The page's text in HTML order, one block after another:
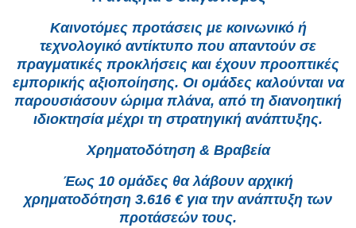
Καινοτόμες προτάσεις με κοινωνικό ή
τεχνολογικό αντίκτυπο που απαντούν σε
πραγματικές προκλήσεις και έχουν προοπτικές
εμπορικής αξιοποίησης. Οι ομάδες καλούνται να
παρουσιάσουν ώριμα πλάνα, από τη διανοητική
ιδιοκτησία μέχρι τη στρατηγική ανάπτυξης.
Χρηματοδότηση & Βραβεία
Έως 10 ομάδες θα λάβουν αρχική
χρηματοδότηση 3.616 € για την ανάπτυξη των
προτάσεών τους.